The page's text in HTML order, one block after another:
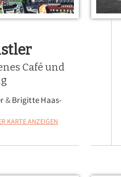
Café und
&Brigitte Haas-
KARTE ANZEIGEN